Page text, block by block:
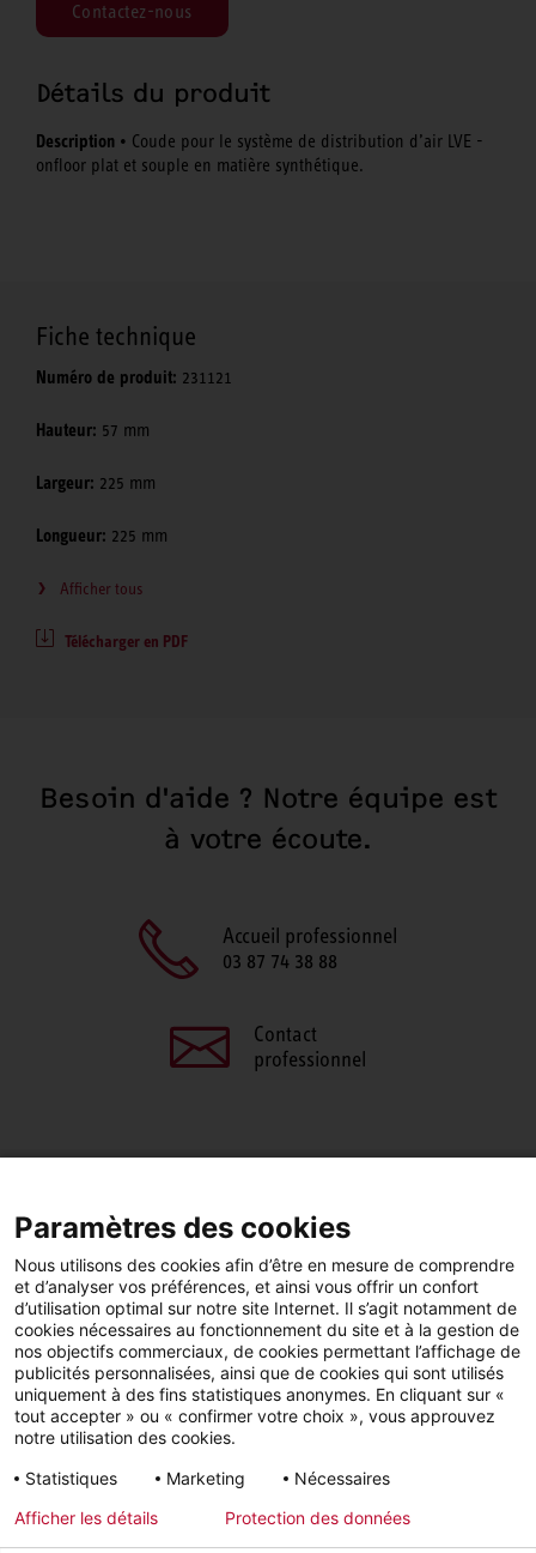
Contactez-nous
Détails du produit
Description • Coude pour le système de distribution d’air LVE -
onfloor plat et souple en matière synthétique.
Fiche technique
Numéro de produit: 231121
Hauteur: 57 mm
Largeur: 225 mm
Longueur: 225 mm
Afficher tous
Télécharger en PDF
Besoin d'aide ? Notre équipe est
à votre écoute.
Accueil professionnel
03 87 74 38 88
Contact
professionnel
FacebookLinkedIn
YouTube LinkedIn Facebook
Instagram
Paramètres des cookies
Nous utilisons des cookies afin d’être en mesure de comprendre
et d’analyser vos préférences, et ainsi vous offrir un confort
d’utilisation optimal sur notre site Internet. Il s’agit notamment de
cookies nécessaires au fonctionnement du site et à la gestion de
nos objectifs commerciaux, de cookies permettant l’affichage de
publicités personnalisées, ainsi que de cookies qui sont utilisés
uniquement à des fins statistiques anonymes. En cliquant sur «
tout accepter » ou « confirmer votre choix », vous approuvez
notre utilisation des cookies.
Statistiques
Marketing
Nécessaires
Afficher les détails
Protection des données